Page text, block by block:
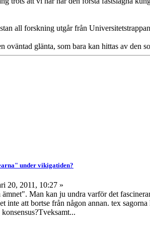
all forskning utgår från
oväntad glänta, som bara kan hittas av den
under vikigatiden?
20, 2011, 10:27 »
Man kan ju undra varför det
inte att bortse från någon annan. tex